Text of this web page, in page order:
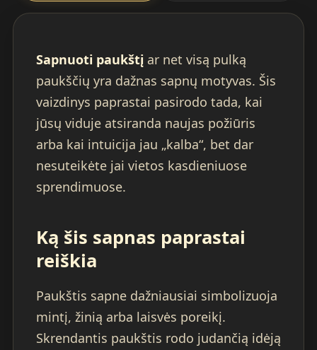
Sapnuoti paukštį ar net visą pulką
paukščių yra dažnas sapnų motyvas. Šis
vaizdinys paprastai pasirodo tada, kai
jūsų viduje atsiranda naujas požiūris
arba kai intuicija jau „kalba“, bet dar
nesuteikėte jai vietos kasdieniuose
sprendimuose.
Ką šis sapnas paprastai
reiškia
Paukštis sapne dažniausiai simbolizuoja
mintį, žinią arba laisvės poreikį.
Skrendantis paukštis rodo judančią idėją